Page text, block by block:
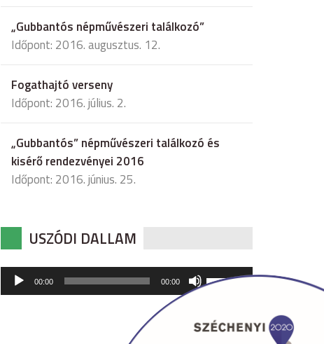
„Gubbantós népművészeri találkozó”
Időpont: 2016. augusztus. 12.
Fogathajtó verseny
Időpont: 2016. július. 2.
„Gubbantós” népművészeri találkozó és
kisérő rendezvényei 2016
Időpont: 2016. június. 25.
USZÓDI DALLAM
Audió
lejátszó
00:00 00:00
hangerő
csökkentéséhez